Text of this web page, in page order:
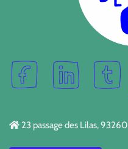
23 passage des Lilas,